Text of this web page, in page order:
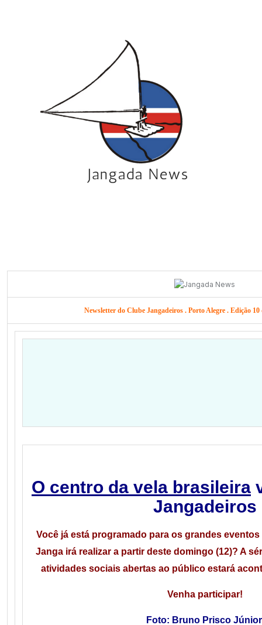
Newsletter do Clube Jangadeiros . Porto Alegre . Edição 10
O centro da vela brasileira
Jangadeiros
Você já está programado para os grandes eventos
Janga irá realizar a partir deste domingo (12)? A
atividades sociais abertas ao público estará
Venha participar!
Foto: Bruno Prisco